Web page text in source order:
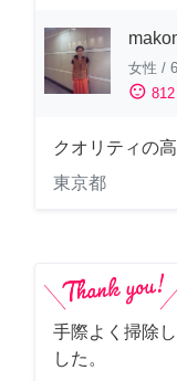
女性 /
sentiment_satisfied 812
クオリティの
東京都
手際よく掃除
した。